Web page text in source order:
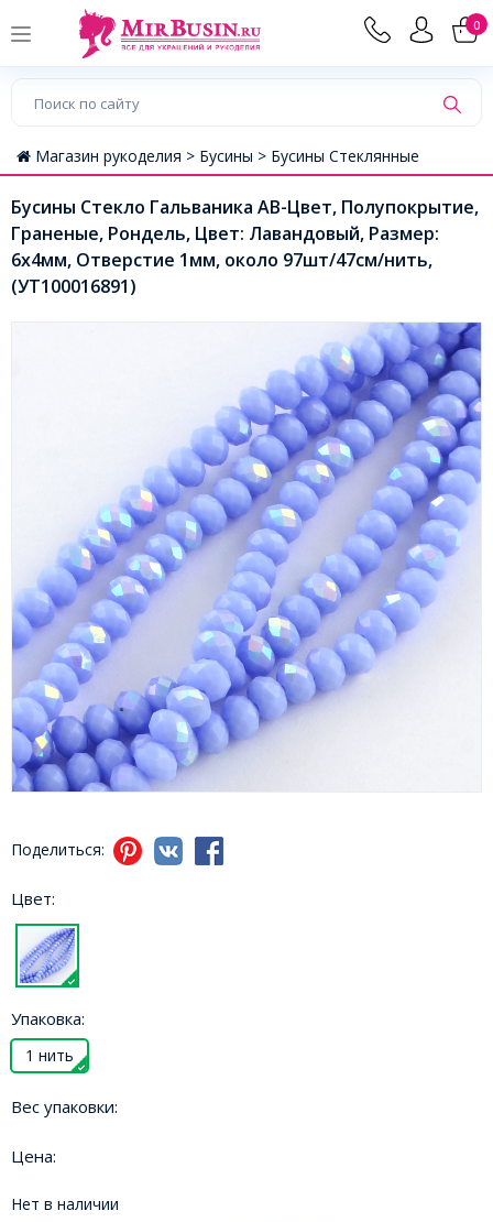
0
Магазин рукоделия > Бусины > Бусины Стеклянные
Бусины Стекло Гальваника АВ-Цвет, Полупокрытие,
Граненые, Рондель, Цвет: Лавандовый, Размер:
6х4мм, Отверстие 1мм, около 97шт/47см/нить,
(УТ100016891)
Поделиться:
Цвет:
Упаковка:
1 нить
Вес упаковки:
Цена:
Нет в наличии